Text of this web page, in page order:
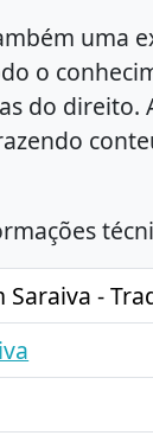
uma
o
do direito.
Saraiva -